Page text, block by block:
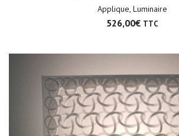
Applique, Luminaire
526,00€ TTC